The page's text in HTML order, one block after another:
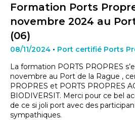
Formation Ports
novembre 2024 au
(06)
08/11/2024 • Port certifié Ports
La formation PORTS PROPRES
novembre au Port de la Rague ,
PROPRES et PORTS PROPRES
BIODIVERSIT. Merci pour ce bel
de ce si joli port avec des
sympathiques.